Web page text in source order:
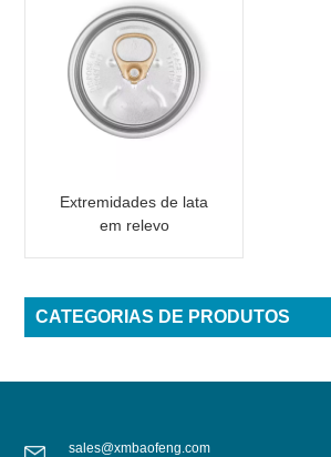
Extremidades de lata
em relevo
com texto
CATEGORIAS DE PRODUTOS
sales@xmbaofeng.com